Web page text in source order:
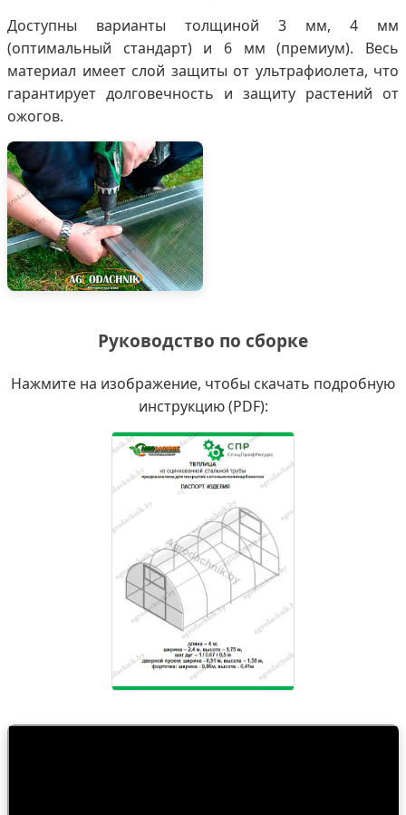
Доступны варианты толщиной 3 мм, 4 мм
(оптимальный стандарт) и 6 мм (премиум). Весь
материал имеет слой защиты от ультрафиолета, что
гарантирует долговечность и защиту растений от
ожогов.
Руководство по сборке
Нажмите на изображение, чтобы скачать подробную
инструкцию (PDF):